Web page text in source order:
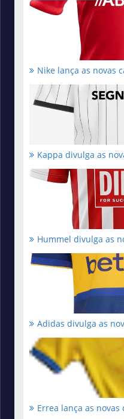
Nike lança as novas
Kappa divulga as
Hummel divulga as
Adidas divulga as
Errea lança as novas